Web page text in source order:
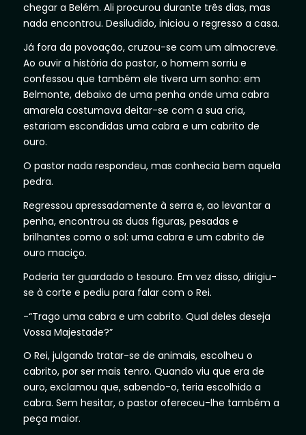
chegar a Belém. Ali procurou durante três dias, mas
nada encontrou. Desiludido, iniciou o regresso a casa.
Já fora da povoação, cruzou-se com um almocreve.
Ao ouvir a história do pastor, o homem sorriu e
confessou que também ele tivera um sonho: em
Belmonte, debaixo de uma penha onde uma cabra
amarela costumava deitar-se com a sua cria,
estariam escondidas uma cabra e um cabrito de
ouro.
O pastor nada respondeu, mas conhecia bem aquela
pedra.
Regressou apressadamente à serra e, ao levantar a
penha, encontrou as duas figuras, pesadas e
brilhantes como o sol: uma cabra e um cabrito de
ouro maciço.
Poderia ter guardado o tesouro. Em vez disso, dirigiu-
se à corte e pediu para falar com o Rei.
-“Trago uma cabra e um cabrito. Qual deles deseja
Vossa Majestade?”
O Rei, julgando tratar-se de animais, escolheu o
cabrito, por ser mais tenro. Quando viu que era de
ouro, exclamou que, sabendo-o, teria escolhido a
cabra. Sem hesitar, o pastor ofereceu-lhe também a
peça maior.